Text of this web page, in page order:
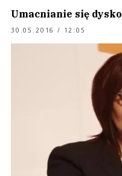
Umacnianie się
30.05.2016 / 12:05